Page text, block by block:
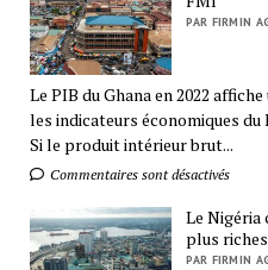
PAR FIRMIN
Le PIB du Ghana en 2022
les indicateurs économiques
Si le produit intérieur brut...
Commentaires sont désactivés
Le Nigéria
plus
PAR FIRMIN